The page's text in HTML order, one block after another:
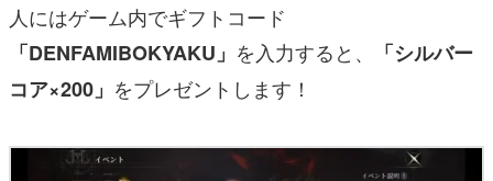
人にはゲーム内でギフトコード
「DENFAMIBOKYAKU」 を入力すると、
「シルバー
コア×200」 をプレゼントします！